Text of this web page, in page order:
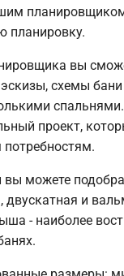
планировку.
вы
схемы
проект,
вы можете
двускатная и
- наиболее